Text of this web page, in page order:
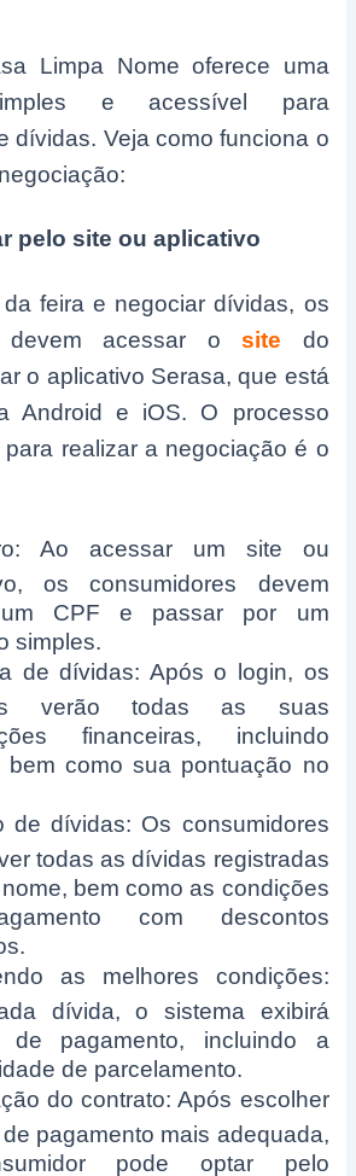
Limpa Nome oferece uma
e acessível para
dívidas. Veja como funciona o
pelo site ou aplicativo
feira e negociar dívidas, os
devem acessar osite do
o aplicativo Serasa, que está
Android e iOS. O processo
realizar a negociação é o
Ao acessar um site ou
os consumidores devem
um CPF e passar por um
simples.
de dívidas: Após o login, os
verão todas as suas
financeiras, incluindo
bem como sua pontuação no
de dívidas: Os consumidores
todas as dívidas registradas
bem como as condições
com descontos
as melhores condições:
dívida, o sistema exibirá
de pagamento, incluindo a
de parcelamento.
do contrato: Após escolher
pagamento mais adequada,
pode optar pelo